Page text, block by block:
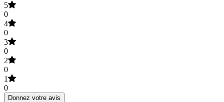
5
0
4
0
3
0
2
0
1
0
Donnez votre avis